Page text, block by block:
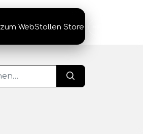
zum WebStollen Store